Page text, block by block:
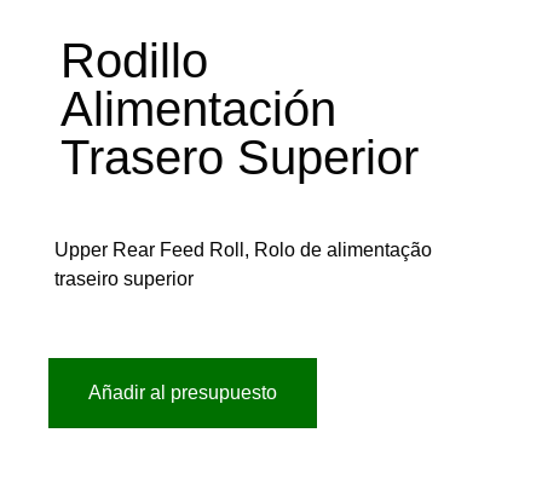
Rodillo
Alimentación
Trasero Superior
Upper Rear Feed Roll, Rolo de alimentação
traseiro superior
Añadir al presupuesto